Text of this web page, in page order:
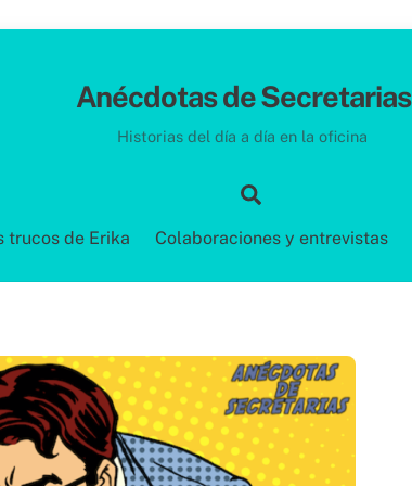
Anécdotas de Secretarias
Historias del día a día en la oficina
trucos de Erika Colaboraciones y entrevistas